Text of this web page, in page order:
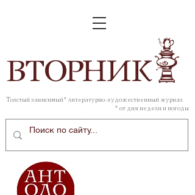
ВТОРНИК
Толстый зависимый* литературно-художественный журнал
* от дня недели и погоды